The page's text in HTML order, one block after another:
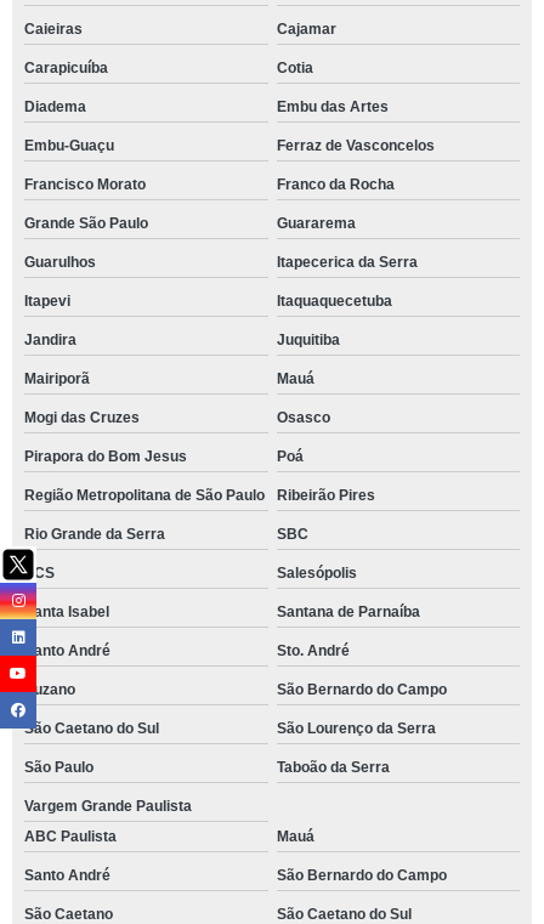
Caieiras Cajamar
Carapicuíba Cotia
Diadema Embu das Artes
Embu-Guaçu Ferraz de Vasconcelos
Francisco Morato Franco da Rocha
Grande São Paulo Guararema
Guarulhos Itapecerica da Serra
Itapevi Itaquaquecetuba
Jandira Juquitiba
Mairiporã Mauá
Mogi das Cruzes Osasco
Pirapora do Bom Jesus Poá
Região Metropolitana de São Paulo Ribeirão Pires
Rio Grande da Serra SBC
SCS Salesópolis
Santa Isabel Santana de Parnaíba
Santo André Sto. André
Suzano São Bernardo do Campo
São Caetano do Sul São Lourenço da Serra
São Paulo Taboão da Serra
Vargem Grande Paulista
ABC Paulista
Mauá
Santo André São Bernardo do Campo
São Caetano São Caetano do Sul